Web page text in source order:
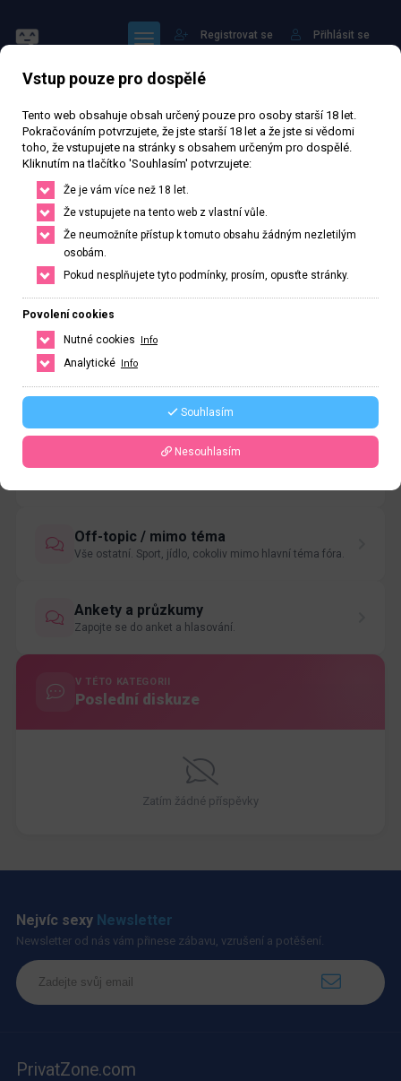
Přihlásit se
Registrovat se
Obecné diskuze
Otevřená diskuze — novinky, tipy, off-topic, cokoli mimo
konkrétní město či kraj.
podkategorií
Hlavní strana Fórum
Uvítání a představení
Představte se a přivítejte nové členy komunity.
Off-topic / mimo téma
Vše ostatní. Sport, jídlo, cokoliv mimo hlavní téma fóra.
Ankety a průzkumy
Zapojte se do anket a hlasování.
V TÉTO KATEGORII
Poslední diskuze
Zatím žádné příspěvky
Nejvíc sexy Newsletter
Newsletter od nás vám přinese zábavu, vzrušení a potěšení.
PrivatZone.com
Vstup pouze pro dospělé
Tento web obsahuje obsah určený pouze pro osoby starší 18 let.
Pokračováním potvrzujete, že jste starší 18 let a že jste si vědomi
toho, že vstupujete na stránky s obsahem určeným pro dospělé.
Kliknutím na tlačítko 'Souhlasím' potvrzujete:
Že je vám více než 18 let.
Že vstupujete na tento web z vlastní vůle.
Že neumožníte přístup k tomuto obsahu žádným nezletilým
osobám.
Pokud nesplňujete tyto podmínky, prosím, opusťte stránky.
Povolení cookies
Nutné cookies
Info
Analytické Info
Souhlasím
Nesouhlasím